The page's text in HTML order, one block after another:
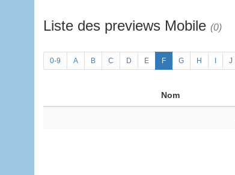
Liste des previews Mobile (0)
0-9 A B C D E F G H J
Nom